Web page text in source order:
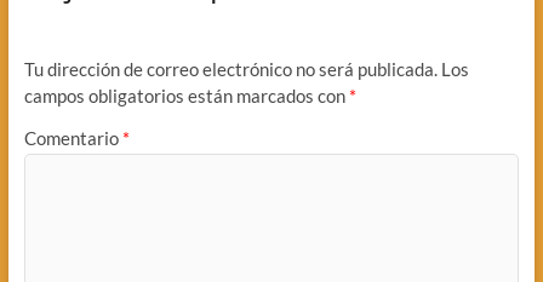
Tu dirección de correo electrónico no será publicada. Los
campos obligatorios están marcados con *
Comentario *